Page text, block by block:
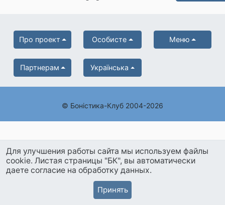
Про проект Особисте Меню
Партнерам Українська
© Боністика-Клуб 2004-2026
Для улучшения работы сайта мы используем файлы
cookie. Листая страницы "БК", вы автоматически
даете согласие на обработку данных.
Принять